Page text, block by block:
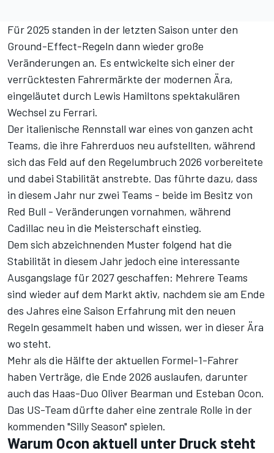
Für 2025 standen in der letzten Saison unter den
Ground-Effect-Regeln dann wieder große
Veränderungen an. Es entwickelte sich einer der
verrücktesten Fahrermärkte der modernen Ära,
eingeläutet durch Lewis Hamiltons spektakulären
Wechsel zu Ferrari.
Der italienische Rennstall war eines von ganzen acht
Teams, die ihre Fahrerduos neu aufstellten, während
sich das Feld auf den Regelumbruch 2026 vorbereitete
und dabei Stabilität anstrebte. Das führte dazu, dass
in diesem Jahr nur zwei Teams - beide im Besitz von
Red Bull - Veränderungen vornahmen, während
Cadillac neu in die Meisterschaft einstieg.
Dem sich abzeichnenden Muster folgend hat die
Stabilität in diesem Jahr jedoch eine interessante
Ausgangslage für 2027 geschaffen: Mehrere Teams
sind wieder auf dem Markt aktiv, nachdem sie am Ende
des Jahres eine Saison Erfahrung mit den neuen
Regeln gesammelt haben und wissen, wer in dieser Ära
wo steht.
Mehr als die Hälfte der aktuellen Formel-1-Fahrer
haben Verträge, die Ende 2026 auslaufen, darunter
auch das Haas-Duo Oliver Bearman und Esteban Ocon.
Das US-Team dürfte daher eine zentrale Rolle in der
kommenden "Silly Season" spielen.
Warum Ocon aktuell unter Druck steht